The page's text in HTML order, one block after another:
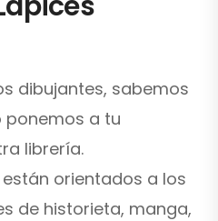
dibujantes, sabemos
ponemos a tu
librería.
orientados a los
de historieta, manga,